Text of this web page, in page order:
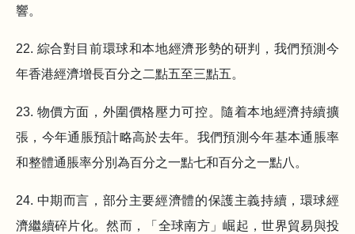
響。
22. 綜合對目前環球和本地經濟形勢的研判，我們預測今
年香港經濟增長百分之二點五至三點五。
23. 物價方面，外圍價格壓力可控。隨着本地經濟持續擴
張，今年通脹預計略高於去年。我們預測今年基本通脹率
和整體通脹率分別為百分之一點七和百分之一點八。
24. 中期而言，部分主要經濟體的保護主義持續，環球經
濟繼續碎片化。然而，「全球南方」崛起，世界貿易與投